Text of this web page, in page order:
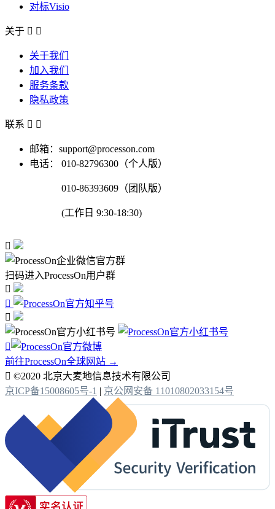
对标Visio
关于  
关于我们
加入我们
服务条款
隐私政策
联系  
邮箱：support@processon.com
电话：
010-82796300（个人版）
010-86393609（团队版）
(工作日 9:30-18:30)

扫码进入ProcessOn用户群




前往ProcessOn全球网站 →
 ©2020 北京大麦地信息技术有限公司
京ICP备15008605号-1 | 京公网安备 11010802033154号